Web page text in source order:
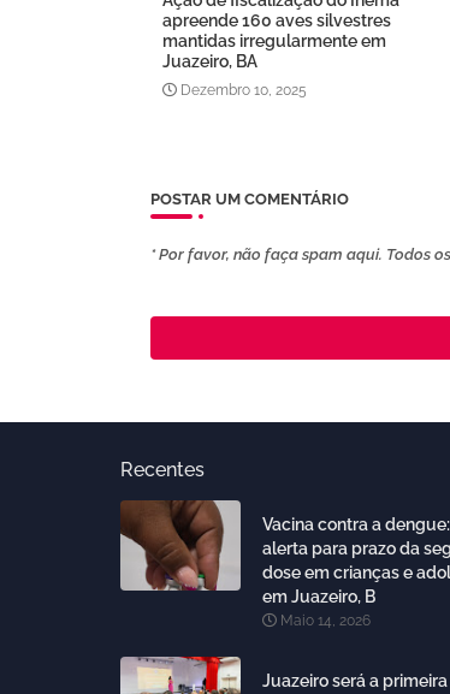
apreende 160 aves silvestres
mantidas irregularmente em
Juazeiro, BA
Dezembro 10, 2025
POSTAR UM COMENTÁRIO
* Por favor, não faça spam aqui. Todos
Recentes
Vacina contra a
alerta para prazo da
dose em crianças e
em Juazeiro, B
Maio 14, 2026
Juazeiro será a